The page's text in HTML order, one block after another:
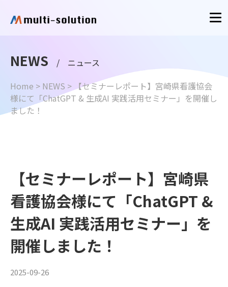
NEWS / ニュース
Home > NEWS > 【セミナーレポート】宮崎県看護協会
様にて「ChatGPT & 生成AI 実践活用セミナー」を開催し
ました！
【セミナーレポート】宮崎県
看護協会様にて「ChatGPT &
生成AI 実践活用セミナー」を
開催しました！
2025-09-26